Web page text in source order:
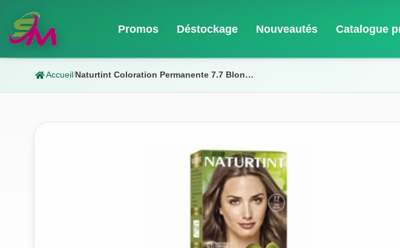
Promos Déstockage Nouveautés Catalogue
Accueil/ Naturtint Coloration Permanente 7.7 Blond Moyen 170 Ml